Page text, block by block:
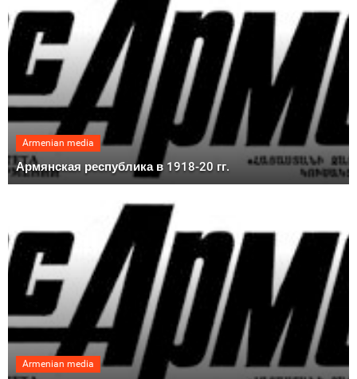
Armenian media
Армянская республика в 1918-20 гг.
Armenian media